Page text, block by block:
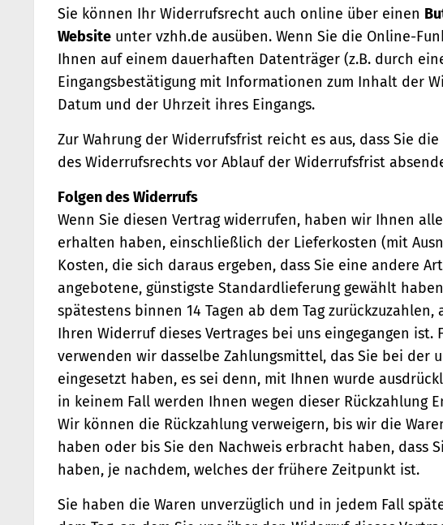
Sie können Ihr Widerrufsrecht auch online über einen
Website unter vzhh.de ausüben. Wenn Sie die Online-
Ihnen auf einem dauerhaften Datenträger (z.B. durch
Eingangsbestätigung mit Informationen zum Inhalt der
Datum und der Uhrzeit ihres Eingangs.
Zur Wahrung der Widerrufsfrist reicht es aus, dass Sie
des Widerrufsrechts vor Ablauf der Widerrufsfrist
Folgen des Widerrufs
Wenn Sie diesen Vertrag widerrufen, haben wir Ihnen
erhalten haben, einschließlich der Lieferkosten (mit
Kosten, die sich daraus ergeben, dass Sie eine andere
angebotene, günstigste Standardlieferung gewählt
spätestens binnen 14 Tagen ab dem Tag
Ihren Widerruf dieses Vertrages bei uns eingegangen ist.
verwenden wir dasselbe Zahlungsmittel, das Sie bei der
eingesetzt haben, es sei denn, mit Ihnen wurde
in keinem Fall werden Ihnen wegen dieser Rückzahlung
Wir können die Rückzahlung verweigern, bis wir die
haben oder bis Sie den Nachweis erbracht haben, dass
haben, je nachdem, welches der frühere Zeitpunkt ist.
Sie haben die Waren unverzüglich und in jedem Fall